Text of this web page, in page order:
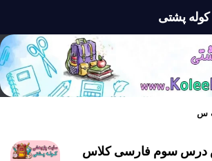
پشتی
س
درس سوم فارسی کلاس